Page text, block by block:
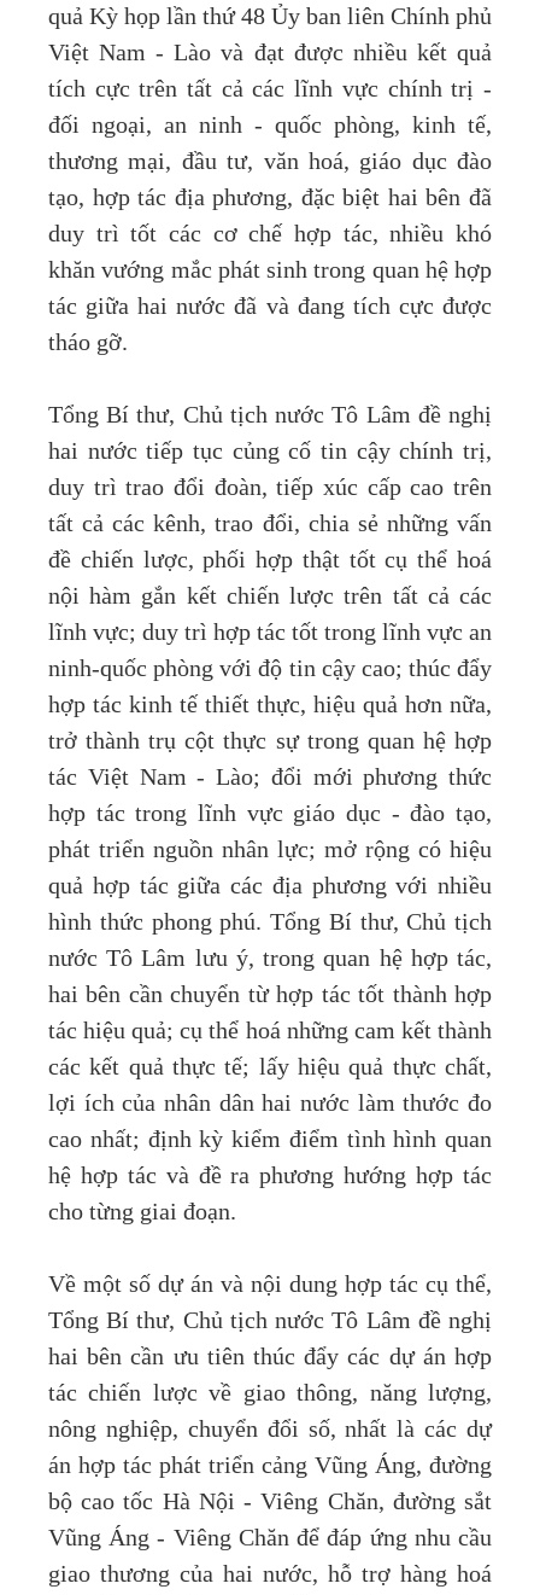
quả Kỳ họp lần thứ 48 Ủy ban liên Chính phủ
Việt Nam - Lào và đạt được nhiều kết quả
tích cực trên tất cả các lĩnh vực chính trị -
đối ngoại, an ninh - quốc phòng, kinh tế,
thương mại, đầu tư, văn hoá, giáo dục đào
tạo, hợp tác địa phương, đặc biệt hai bên đã
duy trì tốt các cơ chế hợp tác, nhiều khó
khăn vướng mắc phát sinh trong quan hệ hợp
tác giữa hai nước đã và đang tích cực được
tháo gỡ.
Tổng Bí thư, Chủ tịch nước Tô Lâm đề nghị
hai nước tiếp tục củng cố tin cậy chính trị,
duy trì trao đổi đoàn, tiếp xúc cấp cao trên
tất cả các kênh, trao đổi, chia sẻ những vấn
đề chiến lược, phối hợp thật tốt cụ thể hoá
nội hàm gắn kết chiến lược trên tất cả các
lĩnh vực; duy trì hợp tác tốt trong lĩnh vực an
ninh-quốc phòng với độ tin cậy cao; thúc đẩy
hợp tác kinh tế thiết thực, hiệu quả hơn nữa,
trở thành trụ cột thực sự trong quan hệ hợp
tác Việt Nam - Lào; đổi mới phương thức
hợp tác trong lĩnh vực giáo dục - đào tạo,
phát triển nguồn nhân lực; mở rộng có hiệu
quả hợp tác giữa các địa phương với nhiều
hình thức phong phú. Tổng Bí thư, Chủ tịch
nước Tô Lâm lưu ý, trong quan hệ hợp tác,
hai bên cần chuyển từ hợp tác tốt thành hợp
tác hiệu quả; cụ thể hoá những cam kết thành
các kết quả thực tế; lấy hiệu quả thực chất,
lợi ích của nhân dân hai nước làm thước đo
cao nhất; định kỳ kiểm điểm tình hình quan
hệ hợp tác và đề ra phương hướng hợp tác
cho từng giai đoạn.
Về một số dự án và nội dung hợp tác cụ thể,
Tổng Bí thư, Chủ tịch nước Tô Lâm đề nghị
hai bên cần ưu tiên thúc đẩy các dự án hợp
tác chiến lược về giao thông, năng lượng,
nông nghiệp, chuyển đổi số, nhất là các dự
án hợp tác phát triển cảng Vũng Áng, đường
bộ cao tốc Hà Nội - Viêng Chăn, đường sắt
Vũng Áng - Viêng Chăn để đáp ứng nhu cầu
giao thương của hai nước, hỗ trợ hàng hoá